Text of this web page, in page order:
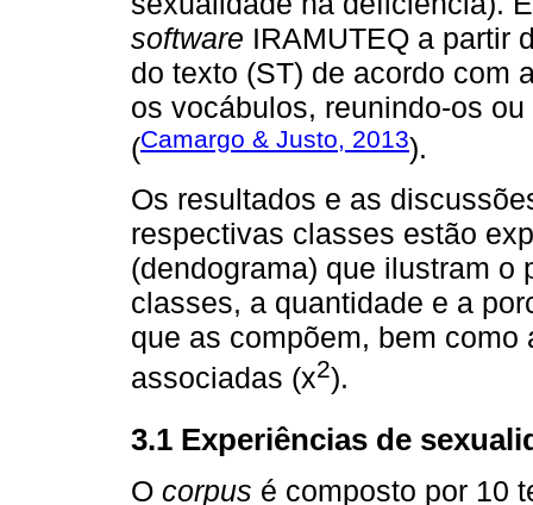
software IRAMUTEQ a partir
do texto (ST) de acordo com
os vocábulos, reunindo-os
(Camargo & Justo, 2013).
Os resultados e as
respectivas classes estão
(dendograma) que ilustram o
classes, a quantidade e a
que as compõem, bem
associadas (x2).
3.1 Experiências de
O corpus é composto por 10